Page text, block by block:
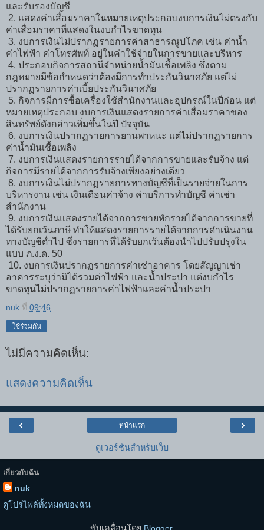
และรับรองบัญชี
2. แสดงค่าเสื่อมราคาในหมายเหตุประกอบงบการเงินไม่ตรงกับ
ค่าเสื่อมราคาที่แสดงในงบกำไรขาดทุน
3. งบการเงินไม่ปรากฏรายการค่าสาธารณูปโภค เช่น ค่าน้ำ
ค่าไฟฟ้า ค่าโทรศัพท์ อยู่ในค่าใช้จ่ายในการขายและบริหาร
4. ประกอบกิจการสถานีจำหน่ายน้ำมันเชื้อเพลิง ซึ่งตาม
กฎหมายมีข้อกำหนดว่าต้องมีการทำประกันวินาศภัย แต่ไม่
ปรากฏรายการค่าเบี้ยประกันวินาศภัย
5. กิจการมีการซื้อเครื่องใช้สำนักงานและอุปกรณ์ในปีก่อน แต่
หมายเหตุประกอบ งบการเงินแสดงรายการค่าเสื่อมราคาของ
สินทรัพย์ดังกล่าวเพิ่มขึ้นในปี ปัจจุบัน
6. งบการเงินปรากฏรายการยานพาหนะ แต่ไม่ปรากฏรายการ
ค่าน้ำมันเชื้อเพลิง
7. งบการเงินแสดงรายการรายได้จากการขายและรับจ้าง แต่
กิจการมีรายได้จากการรับจ้างเพียงอย่างเดียว
8. งบการเงินไม่ปรากฏรายการทางบัญชีที่เป็นรายจ่ายในการ
บริหารงาน เช่น เงินเดือนค่าจ้าง ค่าบริการทำบัญชี ค่าเช่า
สำนักงาน
9. งบการเงินแสดงรายได้จากการขายหักรายได้จากการขายที่
ได้รับยกเว้นภาษี ทำให้แสดงรายการรายได้จากการดำเนินงาน
ทางบัญชีต่ำไป ซึ่งรายการที่ได้รับยกเว้นต้องนำไปปรับปรุงใน
แบบ ภ.ง.ด. 50
10. งบการเงินปรากฏรายการค่าเช่าอาคาร โดยสัญญาเช่า
อาคารระบุว่ามิได้รวมค่าไฟฟ้า และน้ำประปา แต่งบกำไร
ขาดทุนไม่ปรากฏรายการค่าไฟฟ้าและค่าน้ำประปา
nuk ที่ 09:46
ใช้ร่วมกัน
ไม่มีความคิดเห็น:
แสดงความคิดเห็น
‹ ›
หน้าแรก
ดูเวอร์ชันสำหรับเว็บ
เกี่ยวกับฉัน
nuk
ดูโปรไฟล์ทั้งหมดของฉัน
ขับเคลื่อนโดย Blogger.